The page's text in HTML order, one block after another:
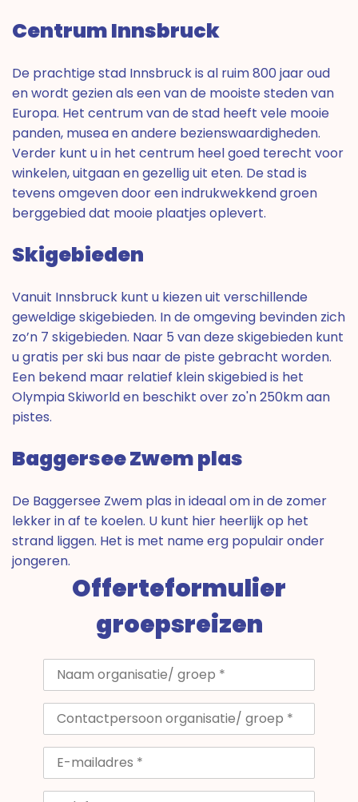
Centrum Innsbruck
De prachtige stad Innsbruck is al ruim 800 jaar oud
en wordt gezien als een van de mooiste steden van
Europa. Het centrum van de stad heeft vele mooie
panden, musea en andere bezienswaardigheden.
Verder kunt u in het centrum heel goed terecht voor
winkelen, uitgaan en gezellig uit eten. De stad is
tevens omgeven door een indrukwekkend groen
berggebied dat mooie plaatjes oplevert.
Skigebieden
Vanuit Innsbruck kunt u kiezen uit verschillende
geweldige skigebieden. In de omgeving bevinden zich
zo’n 7 skigebieden. Naar 5 van deze skigebieden kunt
u gratis per ski bus naar de piste gebracht worden.
Een bekend maar relatief klein skigebied is het
Olympia Skiworld en beschikt over zo'n 250km aan
pistes.
Baggersee Zwem plas
De Baggersee Zwem plas in ideaal om in de zomer
lekker in af te koelen. U kunt hier heerlijk op het
strand liggen. Het is met name erg populair onder
jongeren.
Offerteformulier
groepsreizen